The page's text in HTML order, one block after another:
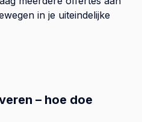
in je uiteindelijke
– hoe doe